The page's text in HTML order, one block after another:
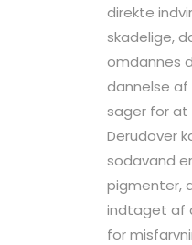
direkte
skadelige,
omdannes
dannelse
sager for at
Derudover
sodavand
pigmenter,
indtaget af
for